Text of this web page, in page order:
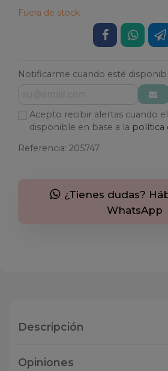
Fuera de stock
Notificarme cuando esté
Acepto recibir alertas cuando
disponible en base a la política
Referencia: 205747
¿Tienes dudas?
WhatsApp
Descripción
Opiniones